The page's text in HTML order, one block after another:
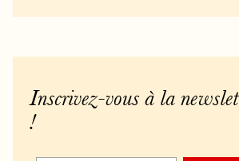
Inscrivez-vous à la
!